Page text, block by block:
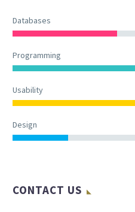
Databases
Programming
Usability
Design
CONTACT US